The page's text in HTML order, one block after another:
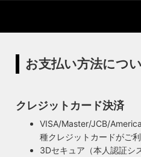
ています。ハンドメイドによる
います。
◆もっと詳しく見る
縁体）が使われていることです
お愛され続けるソケットを使用
お支払い方法につ
クレジットカード決済
VISA/Master/JCB/
種クレジットカードがご
3Dセキュア（本人認証シ